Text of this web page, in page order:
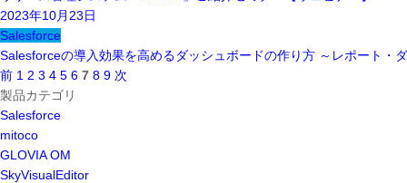
2023年10月23日
Salesforce
Salesforceの導入効果を高めるダッシュボードの作り方 ～レポート・
前 1 2 3 4 5 6 7 8 9 次
製品カテゴリ
Salesforce
mitoco
GLOVIA OM
SkyVisualEditor